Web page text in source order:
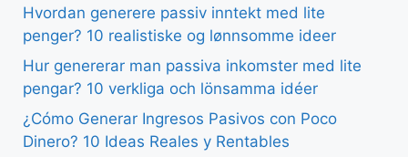
Hvordan generere passiv inntekt med lite
penger? 10 realistiske og lønnsomme ideer
Hur genererar man passiva inkomster med lite
pengar? 10 verkliga och lönsamma idéer
¿Cómo Generar Ingresos Pasivos con Poco
Dinero? 10 Ideas Reales y Rentables